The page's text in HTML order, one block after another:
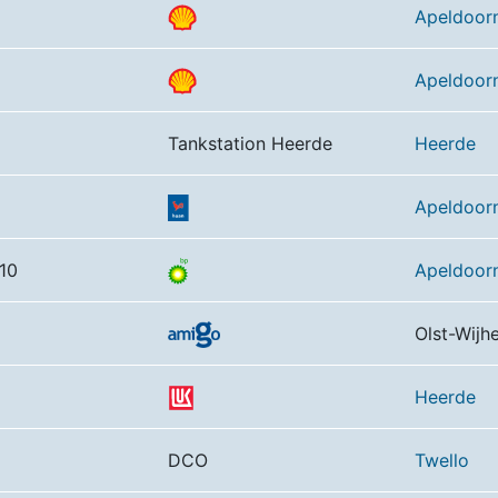
Tankstation Heerde Heerde
Olst-
Heerde
DCO Twello